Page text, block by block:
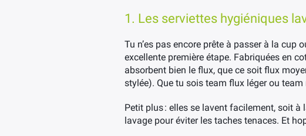
1. Les serviettes hygiéniques
Tu n’es pas encore prête à passer à la
excellente première étape. Fabriquées en
absorbent bien le flux, que ce soit flux
stylée). Que tu sois team flux léger ou
Petit plus : elles se lavent facilement, soit
lavage pour éviter les taches tenaces. Et